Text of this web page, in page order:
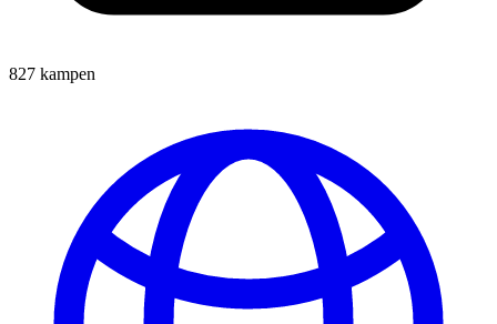
827 kampen